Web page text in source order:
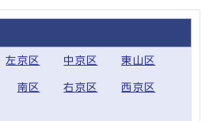
左京区 中京区 東山区
南区 右京区 西京区